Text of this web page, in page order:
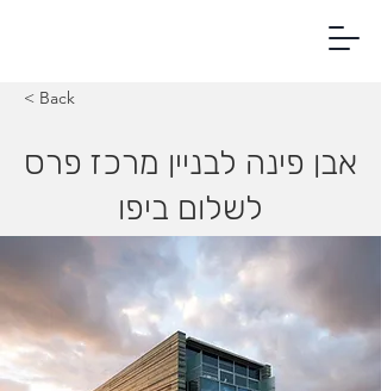
< Back
אבן פינה לבניין מרכז פרס
לשלום ביפו